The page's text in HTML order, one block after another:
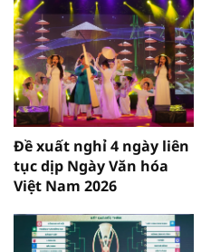
Đề xuất nghỉ 4 ngày liên
tục dịp Ngày Văn hóa
Việt Nam 2026